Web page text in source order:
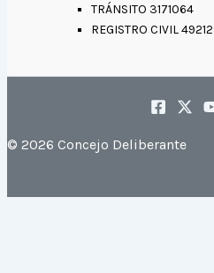
TRÁNSITO 3171064
REGISTRO CIVIL
© 2026 Concejo Deliberante